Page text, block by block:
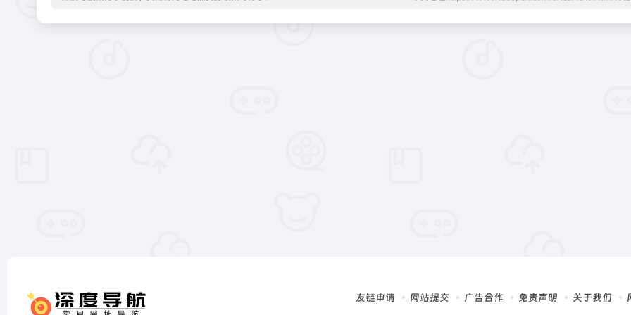
友链申请 网站提交 广告合作 免责声明 关于我们